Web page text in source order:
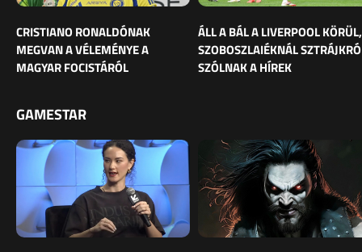
CRISTIANO RONALDÓNAK
MEGVAN A VÉLEMÉNYE A
MAGYAR FOCISTÁRÓL
ÁLL A BÁL A LIVERPOOL KÖRÜL,
SZOBOSZLAIÉKNÁL
SZÓLNAK A HÍREK
GAMESTAR